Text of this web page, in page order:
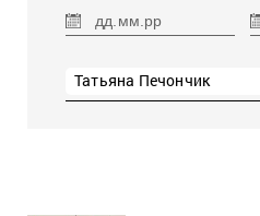
Татьяна Печончик